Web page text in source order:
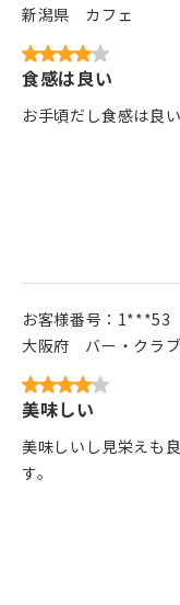
新潟県 カフェ
食感は良い
お手頃だし食感は良
お客様番号： 1***53
大阪府
バー・クラ
美味しい
美味しいし見栄えも
す。